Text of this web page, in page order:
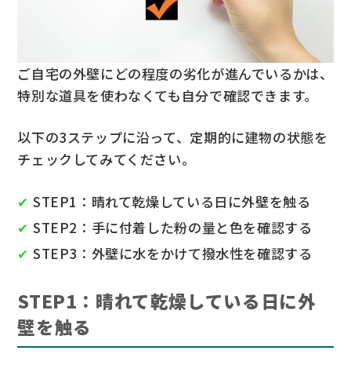
ご自宅の外壁にどの程度の劣化が進んでいるかは、
特別な道具を使わなくても自分で確認できます。
以下の3ステップに沿って、定期的に建物の状態を
チェックしてみてください。
STEP1：晴れて乾燥している日に外壁を触る
STEP2：手に付着した粉の量と色を確認する
STEP3：外壁に水をかけて撥水性を確認する
STEP1：晴れて乾燥している日に外
壁を触る